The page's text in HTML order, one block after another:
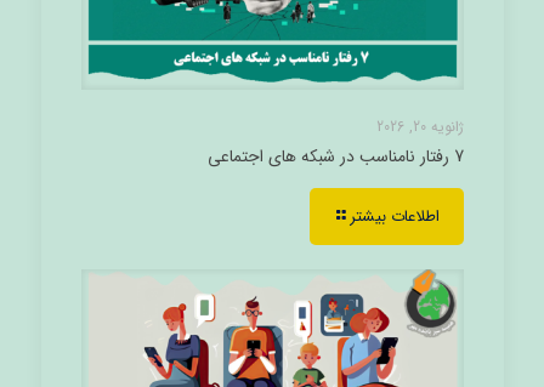
ژانویه 20, 2026
7 رفتار نامناسب در شبکه های اجتماعی
اطلاعات بیشتر